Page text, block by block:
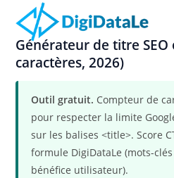
Générateur de titre SEO
caractères, 2026)
Outil gratuit. Compteur de
pour respecter la limite
sur les balises <title>. Score
formule DigiDataLe (mots-
bénéfice utilisateur).